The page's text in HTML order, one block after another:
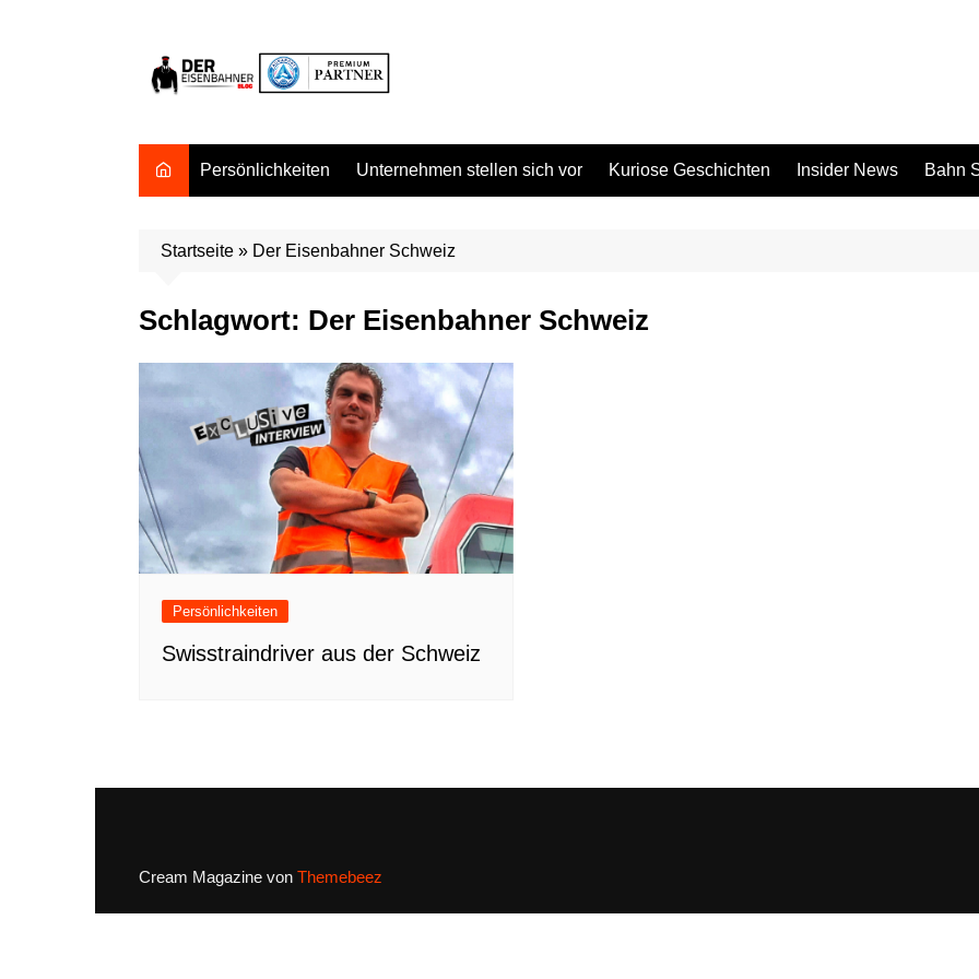
Persönlichkeiten Unternehmen stellen sich vor Kuriose Geschichten Insider News Bahn
Startseite » Der Eisenbahner Schweiz
Schlagwort: Der Eisenbahner Schweiz
Persönlichkeiten
Swisstraindriver aus der Schweiz
Cream Magazine von Themebeez